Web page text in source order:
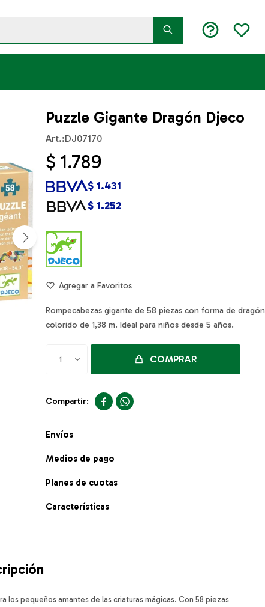
Puzzle Gigante Dragón Djeco
DJ07170
$ 1.789
$ 1.252
$ 1.431
Rompecabezas gigante de 58 piezas con forma de dragón
colorido de 1,38 m. Ideal para niños desde 5 años.
1 COMPRAR
 
Envíos
Medios de pago
Planes de cuotas
Características
los pequeños amantes de las criaturas mágicas. Con 58 piezas